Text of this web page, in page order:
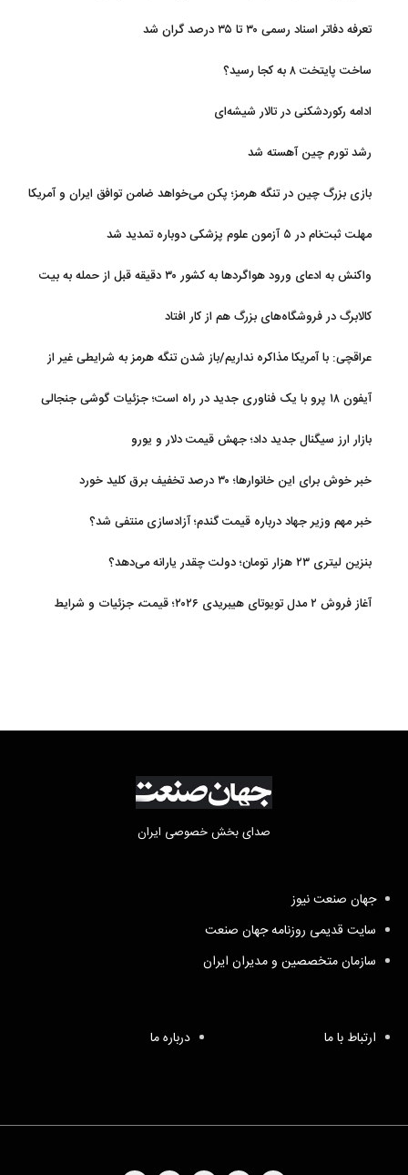
تعرفه دفاتر اسناد رسمی ۳۰ تا ۳۵ درصد گران شد
ساخت پایتخت ۸ به کجا رسید؟
ادامه رکوردشکنی در تالار شیشه‌ای
رشد تورم چین آهسته شد
بازی بزرگ چین در تنگه هرمز؛ پکن می‌خواهد ضامن توافق ایران و آمریکا
مهلت ثبت‌نام در ۵ آزمون علوم پزشکی دوباره تمدید شد
واکنش به ادعای ورود هواگردها به کشور ۳۰ دقیقه قبل از حمله به بیت
کالابرگ در فروشگاه‌های بزرگ هم از کار افتاد
عراقچی: با آمریکا مذاکره نداریم/باز شدن تنگه هرمز به شرایطی غیر از
آیفون ۱۸ پرو با یک فناوری جدید در راه است؛ جزئیات گوشی جنجالی
بازار ارز سیگنال جدید داد؛ جهش قیمت دلار و یورو
خبر خوش برای این خانوارها؛ ۳۰ درصد تخفیف برق کلید خورد
خبر مهم وزیر جهاد درباره قیمت گندم؛ آزادسازی منتفی شد؟
بنزین لیتری ۲۳ هزار تومان؛ دولت چقدر یارانه می‌دهد؟
آغاز فروش ۲ مدل تویوتای هیبریدی ۲۰۲۶؛ قیمت، جزئیات و شرایط
صدای بخش خصوصی ایران
جهان صنعت نیوز
سایت قدیمی روزنامه جهان صنعت
سازمان متخصصین و مدیران ایران
ارتباط با ما درباره ما